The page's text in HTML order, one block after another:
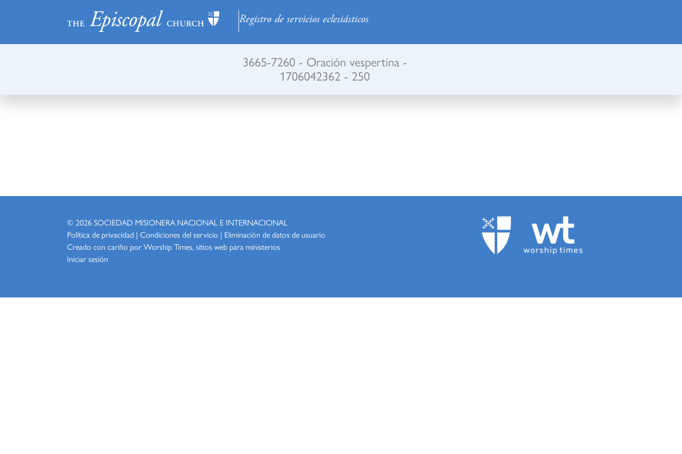
Registro de servicios eclesiásticos
3665-7260 - Oración vespertina -
1706042362 - 250
© 2026SOCIEDAD MISIONERA NACIONAL E INTERNACIONAL
Política de privacidad | Condiciones del servicio | Eliminación de datos de usuario
Creado con cariño por WorshipTimes, sitios web para ministerios
Iniciar sesión